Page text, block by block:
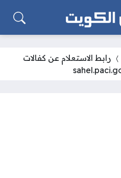
رابط الاستعلام عن كفالات